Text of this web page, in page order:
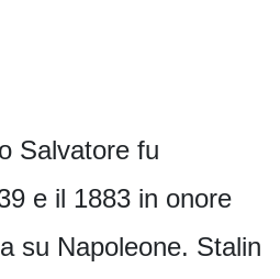
Salvatore fu
e il 1883 in onore
su Napoleone. Stalin